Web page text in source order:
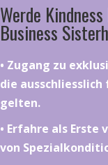
Werde
Business
•⁠ ⁠⁠Zugang zu
die
gelten.
•⁠ ⁠⁠Erfahre als Erste
von